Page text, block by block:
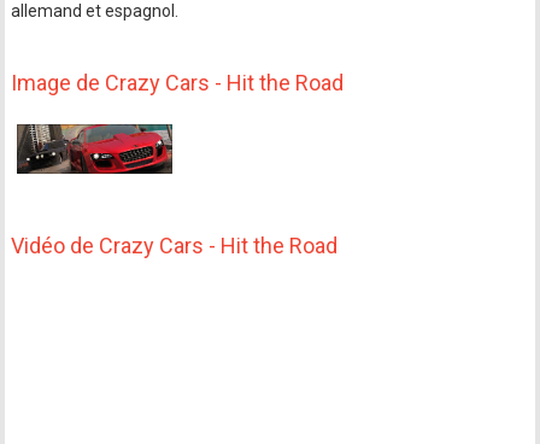
allemand et espagnol.
Image de Crazy Cars - Hit the Road
Vidéo de Crazy Cars - Hit the Road